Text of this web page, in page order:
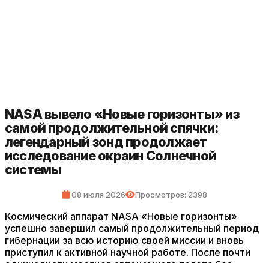
NASA вывело «Новые горизонты» из
самой продолжительной спячки:
легендарный зонд продолжает
исследование окраин Солнечной
системы
08 июля 2026 Просмотров: 2398
Космический аппарат NASA «Новые горизонты»
успешно завершил самый продолжительный период
гибернации за всю историю своей миссии и вновь
приступил к активной научной работе. После почти